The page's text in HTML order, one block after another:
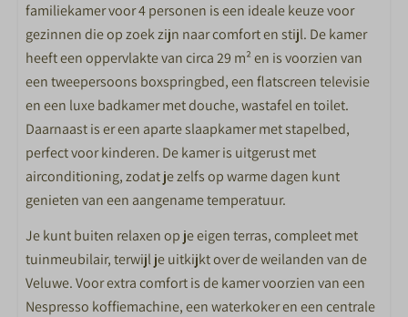
KEUKEN
Nespresso koffiemachine
Waterkoker
BADKAMER
Douche
Toilet in badkamer
Wastafel met spiegel
BUITEN
Tuinmeubels
familiekamer voor 4 personen is een ideale keuze voor
gezinnen die op zoek zijn naar comfort en stijl. De kamer
heeft een oppervlakte van circa 29 m² en is voorzien van
een tweepersoons boxspringbed, een flatscreen televisie
en een luxe badkamer met douche, wastafel en toilet.
Daarnaast is er een aparte slaapkamer met stapelbed,
perfect voor kinderen. De kamer is uitgerust met
airconditioning, zodat je zelfs op warme dagen kunt
genieten van een aangename temperatuur.
Je kunt buiten relaxen op je eigen terras, compleet met
tuinmeubilair, terwijl je uitkijkt over de weilanden van de
Veluwe. Voor extra comfort is de kamer voorzien van een
Nespresso koffiemachine, een waterkoker en een centrale